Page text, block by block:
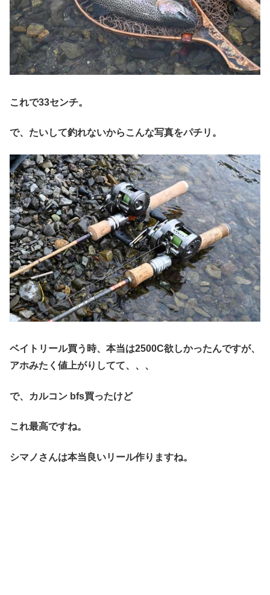
これで33センチ。
で、たいして釣れないからこんな写真をパチリ。
ベイトリール買う時、本当は2500C欲しかったんですが、
アホみたく値上がりしてて、、、
で、カルコン bfs買ったけど
これ最高ですね。
シマノさんは本当良いリール作りますね。